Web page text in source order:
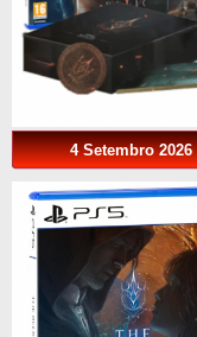
4 Setembro 2026